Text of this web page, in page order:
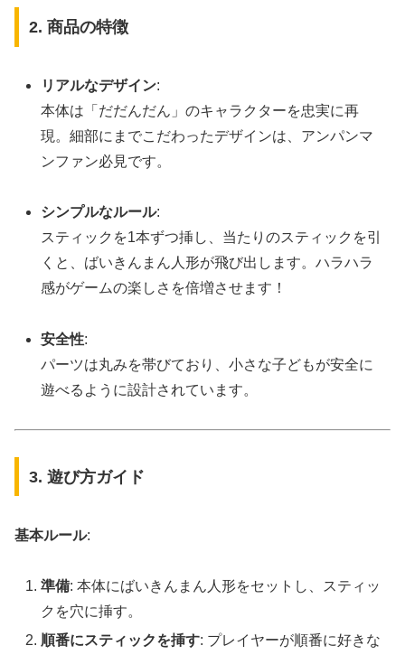
2. 商品の特徴
リアルなデザイン:
本体は「だだんだん」のキャラクターを忠実に再
現。細部にまでこだわったデザインは、アンパンマ
ンファン必見です。
シンプルなルール:
スティックを1本ずつ挿し、当たりのスティックを引
くと、ばいきんまん人形が飛び出します。ハラハラ
感がゲームの楽しさを倍増させます！
安全性:
パーツは丸みを帯びており、小さな子どもが安全に
遊べるように設計されています。
3. 遊び方ガイド
基本ルール:
準備: 本体にばいきんまん人形をセットし、スティッ
クを穴に挿す。
順番にスティックを挿す: プレイヤーが順番に好きな